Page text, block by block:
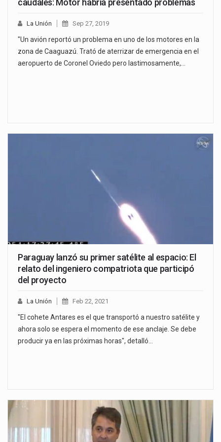
caudales: Motor habría presentado problemas
La Unión Sep 27, 2019
"Un avión reportó un problema en uno de los motores en la
zona de Caaguazú. Trató de aterrizar de emergencia en el
aeropuerto de Coronel Oviedo pero lastimosamente,…
Paraguay lanzó su primer satélite al espacio: El
relato del ingeniero compatriota que participó
del proyecto
La Unión Feb 22, 2021
"El cohete Antares es el que transportó a nuestro satélite y
ahora solo se espera el momento de ese anclaje. Se debe
producir ya en las próximas horas", detalló…